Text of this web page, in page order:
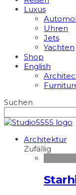
Luxus
Uhren
Jets
Yachten
Shop
English
Suchen
Architektur
Zufällig